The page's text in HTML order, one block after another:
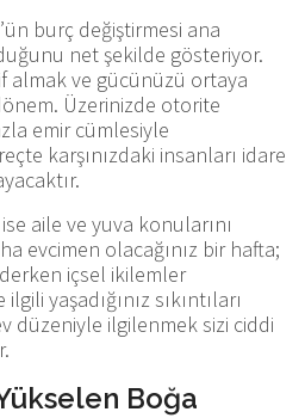
burç değiştirmesi ana
net şekilde gösteriyor.
almak ve gücünüzü ortaya
Üzerinizde otorite
emir cümlesiyle
karşınızdaki insanları idare
aile ve yuva konularını
evcimen olacağınız bir hafta;
içsel ikilemler
yaşadığınız sıkıntıları
düzeniyle ilgilenmek sizi ciddi
Boğa